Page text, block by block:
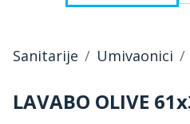
Sanitarije Umivaonici
LAVABO OLIVE